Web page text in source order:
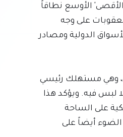
التحديد المصافي التي تعتمد على النفط الإيراني، بهدف زيادة تقييد وصول طهران إلى الأسواق الدولية ومصادر